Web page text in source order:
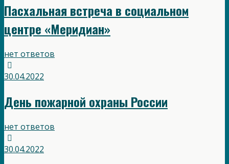
Пасхальная встреча в социальном
центре «Меридиан»
нет ответов
30.04.2022
День пожарной охраны России
нет ответов
30.04.2022